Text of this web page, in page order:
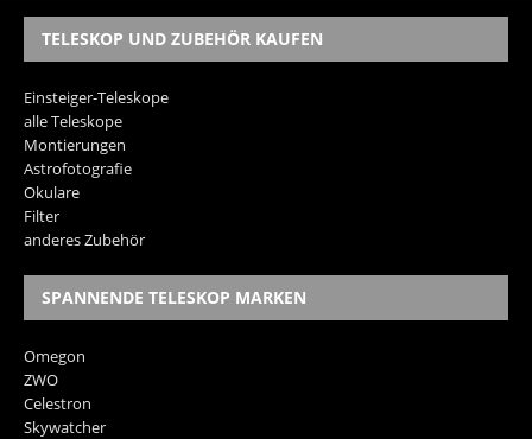
TELESKOP UND ZUBEHÖR KAUFEN
Einsteiger-Teleskope
alle Teleskope
Montierungen
Astrofotografie
Okulare
Filter
anderes Zubehör
SPANNENDE TELESKOP MARKEN
Omegon
ZWO
Celestron
Skywatcher